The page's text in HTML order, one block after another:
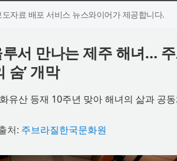
도자료 배포 서비스 뉴스와이어가 제공합니다.
서 만나는 제주 해녀…
숨’ 개막
유산 등재 10주년 맞아 해녀의 삶과 공
처: 주브라질한국문화원